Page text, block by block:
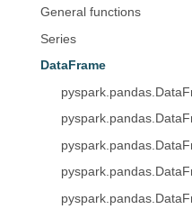
General functions
Series
DataFrame